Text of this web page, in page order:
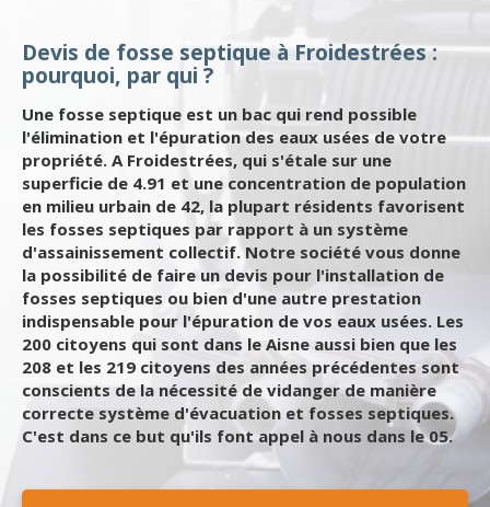
Devis de fosse septique à Froidestrées :
pourquoi, par qui ?
Une fosse septique est un bac qui rend possible
l'élimination et l'épuration des eaux usées de votre
propriété. A Froidestrées, qui s'étale sur une
superficie de 4.91 et une concentration de population
en milieu urbain de 42, la plupart résidents favorisent
les fosses septiques par rapport à un système
d'assainissement collectif. Notre société vous donne
la possibilité de faire un devis pour l'installation de
fosses septiques ou bien d'une autre prestation
indispensable pour l'épuration de vos eaux usées. Les
200 citoyens qui sont dans le Aisne aussi bien que les
208 et les 219 citoyens des années précédentes sont
conscients de la nécessité de vidanger de manière
correcte système d'évacuation et fosses septiques.
C'est dans ce but qu'ils font appel à nous dans le 05.